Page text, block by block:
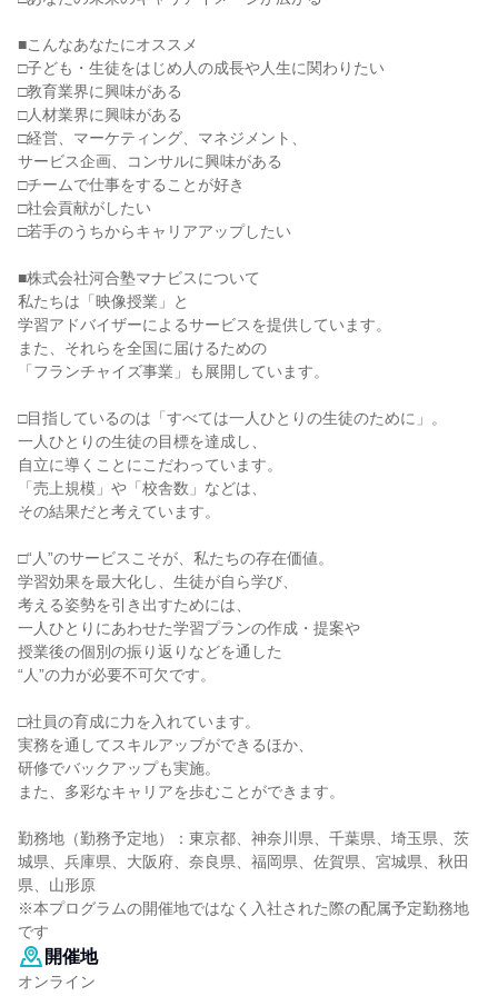
■こんなあなたにオススメ
□子ども・生徒をはじめ人の成長や人生に関わりたい
□教育業界に興味がある
□人材業界に興味がある
□経営、マーケティング、マネジメント、
サービス企画、コンサルに興味がある
□チームで仕事をすることが好き
□社会貢献がしたい
□若手のうちからキャリアアップしたい
■株式会社河合塾マナビスについて
私たちは「映像授業」と
学習アドバイザーによるサービスを提供しています。
また、それらを全国に届けるための
「フランチャイズ事業」も展開しています。
□目指しているのは「すべては一人ひとりの生徒のために」。
一人ひとりの生徒の目標を達成し、
自立に導くことにこだわっています。
「売上規模」や「校舎数」などは、
その結果だと考えています。
□“人”のサービスこそが、私たちの存在価値。
学習効果を最大化し、生徒が自ら学び、
考える姿勢を引き出すためには、
一人ひとりにあわせた学習プランの作成・提案や
授業後の個別の振り返りなどを通した
“人”の力が必要不可欠です。
□社員の育成に力を入れています。
実務を通してスキルアップができるほか、
研修でバックアップも実施。
また、多彩なキャリアを歩むことができます。
勤務地（勤務予定地）：東京都、神奈川県、千葉県、埼玉県、茨
城県、兵庫県、大阪府、奈良県、福岡県、佐賀県、宮城県、秋田
県、山形原
※本プログラムの開催地ではなく入社された際の配属予定勤務地
です
開催地
オンライン